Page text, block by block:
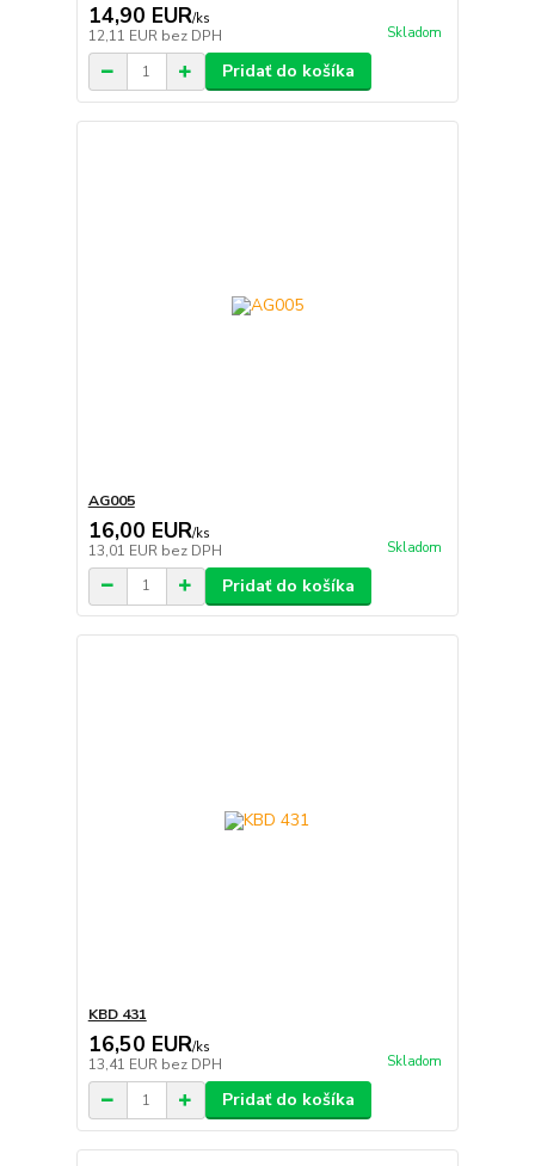
14,90 EUR/ks
12,11 EUR bez DPH Skladom
Pridať do košíka
AG005
16,00 EUR/ks
13,01 EUR bez DPH Skladom
Pridať do košíka
KBD 431
16,50 EUR/ks
13,41 EUR bez DPH Skladom
Pridať do košíka